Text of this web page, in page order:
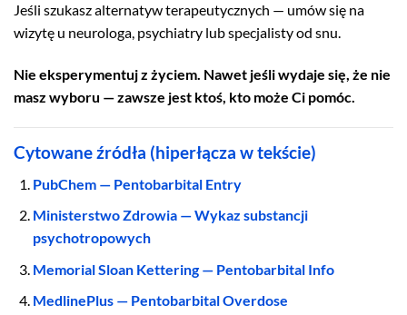
Jeśli szukasz alternatyw terapeutycznych — umów się na
wizytę u neurologa, psychiatry lub specjalisty od snu.
Nie eksperymentuj z życiem. Nawet jeśli wydaje się, że nie
masz wyboru — zawsze jest ktoś, kto może Ci pomóc.
Cytowane źródła (hiperłącza w tekście)
PubChem — Pentobarbital Entry
Ministerstwo Zdrowia — Wykaz substancji
psychotropowych
Memorial Sloan Kettering — Pentobarbital Info
MedlinePlus — Pentobarbital Overdose